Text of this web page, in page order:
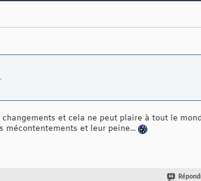
et cela ne peut plaire à tout le
mécontentements et leur peine...